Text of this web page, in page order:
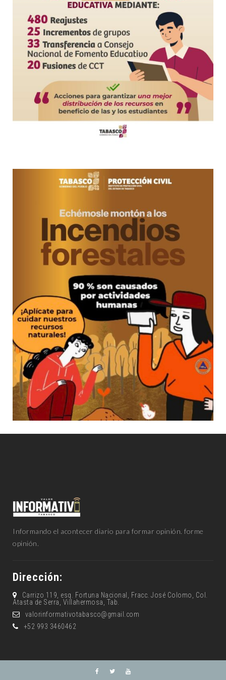
Informando el acontecer diario para formar opinión. forme
opinión.
Dirección:
Carrizo 119, esq. Fortuna Nacional, Fracc. José Colomo, Col.
Atasta de Serra, Villahermosa, Tab.
valorinformativotabasco@gmail.com
+52 993 3460462